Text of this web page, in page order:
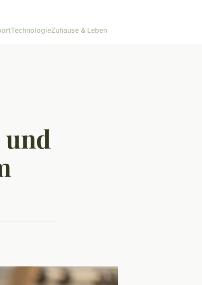
TechnologieZuhause & Leben